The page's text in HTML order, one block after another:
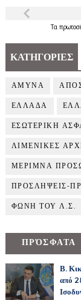
Τα
ΚΑΤΗΓΟΡΙΕΣ
ΑΜΥΝΑ
ΕΛΛΑΔΑ
ΕΣΩΤΕΡΙΚΗ
ΛΙΜΕΝΙΚΕΣ
ΜΕΡΙΜΝΑ
ΠΡΟΣΛΗΨΕΙΣ-
ΦΩΝΗ ΤΟΥ Λ.Σ.
ΠΡΌΣΦΑΤΑ
Β.
από